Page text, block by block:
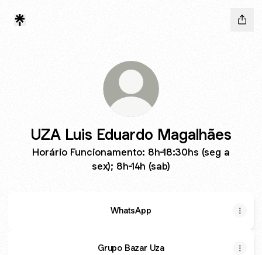
UZA Luis Eduardo Magalhães
Horário Funcionamento: 8h-18:30hs (seg a
sex); 8h-14h (sab)
WhatsApp
Grupo Bazar Uza